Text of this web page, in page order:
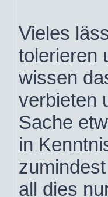
Vieles
tolerieren
wissen
verbieten
Sache
in
all dies